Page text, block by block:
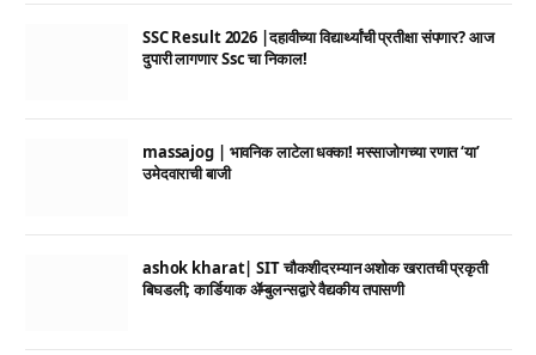
SSC Result 2026 |दहावीच्या विद्यार्थ्यांची प्रतीक्षा संपणार? आज
दुपारी लागणार Ssc चा निकाल!
massajog | भावनिक लाटेला धक्का! मस्साजोगच्या रणात ‘या’
उमेदवाराची बाजी
ashok kharat| SIT चौकशीदरम्यान अशोक खरातची प्रकृती
बिघडली; कार्डियाक ॲम्बुलन्सद्वारे वैद्यकीय तपासणी